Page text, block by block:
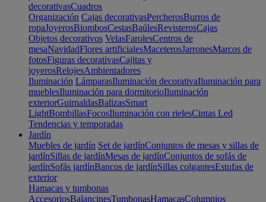
decorativasCuadros
Organización Cajas decorativasPercherosBurros de
ropaJoyerosBiombosCestasBaúlesRevisterosCajas
Objetos decorativos VelasFarolesCentros de
mesaNavidadFlores artificialesMaceterosJarronesMarcos de
fotosFiguras decorativasCajitas y
joyerosRelojesAmbientadores
Iluminación LámparasIluminación decorativaIluminación para
mueblesIluminación para dormitorioIluminación
exteriorGuirnaldasBalizasSmart
LightBombillasFocosIluminación con rielesCintas Led
Tendencias y temporadas
Jardín
Muebles de jardín Set de jardínConjuntos de mesas y sillas de
jardínSillas de jardínMesas de jardínConjuntos de sofás de
jardínSofás jardínBancos de jardínSillas colgantesEstufas de
exterior
Hamacas y tumbonas
AccesoriosBalancinesTumbonasHamacasColumpios